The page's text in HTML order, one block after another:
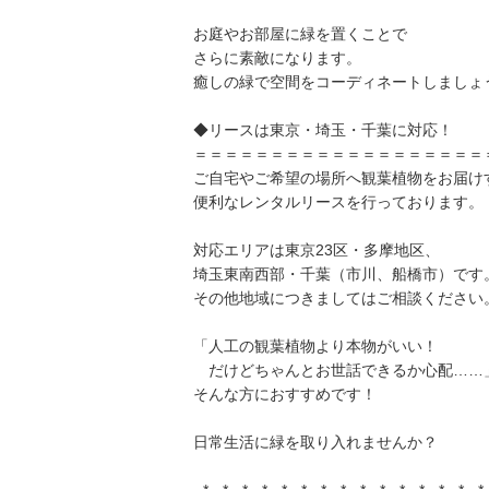
お庭やお部屋に緑を置くことで
さらに素敵になります。
癒しの緑で空間をコーディネートしましょ
◆リースは東京・埼玉・千葉に対応！
＝＝＝＝＝＝＝＝＝＝＝＝＝＝＝＝＝＝＝
ご自宅やご希望の場所へ観葉植物をお届け
便利なレンタルリースを行っております。
対応エリアは東京23区・多摩地区、
埼玉東南西部・千葉（市川、船橋市）です。
その他地域につきましてはご相談ください。
「人工の観葉植物より本物がいい！
だけどちゃんとお世話できるか心配……」
そんな方におすすめです！
日常生活に緑を取り入れませんか？